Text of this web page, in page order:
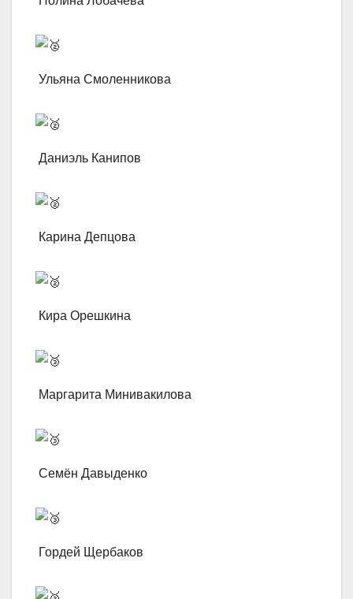
Ульяна Смоленникова
Даниэль Канипов
Карина Депцова
Кира Орешкина
Маргарита Минивакилова
Семён Давыденко
Гордей Щербаков